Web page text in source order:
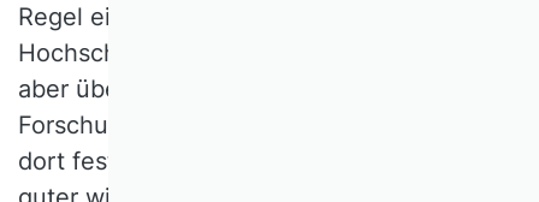
Regel einem Ethik-Kodex – z.B. über die
Hochschulen, an denen sie lehren, oder
aber über andere Institutionen, z.B. der
Forschungsförderung – und sind damit den
dort festgesetzten Standards zur Sicherung